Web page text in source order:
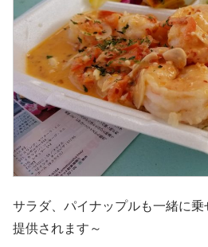
サラダ、パイナップルも一緒に
提供されます～